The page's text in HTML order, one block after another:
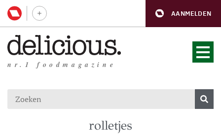
AANMELDEN
nr.1 foodmagazine
rolletjes